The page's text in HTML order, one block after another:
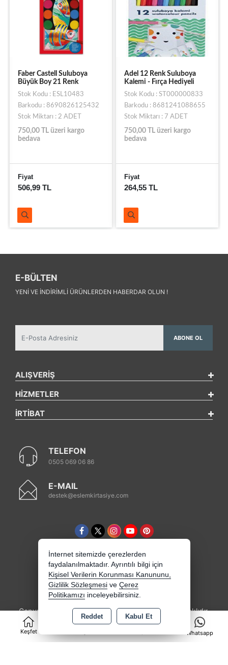
Keşfet
0
Whatsapp
Faber Castell Suluboya
Büyük Boy 21 Renk
Stok Kodu : ESL10483
Barkodu : 8690826125432
Stok Miktarı : 2 ADET
750,00 TL üzeri kargo
bedava
Fiyat
506,99 TL
Adel 12 Renk Suluboya
Kalemi - Fırça Hediyeli
Stok Kodu : ST000000833
Barkodu : 8681241088655
Stok Miktarı : 7 ADET
750,00 TL üzeri kargo
bedava
Fiyat
264,55 TL
E-BÜLTEN
YENI VE INDIRIMLI ÜRÜNLERDEN HABERDAR OLUN !
ABONE OL
ALIŞVERİŞ
HİZMETLER
İRTİBAT
TELEFON
0505 069 06 86
E-MAIL
destek@eslemkirtasiye.com
Copyright 2026 eslemkirtasiye.com - Tüm hakları saklıdır.
Kredi kartı bilgileriniz 256bit SSL sertifikası ile
korunmaktadır.
İnternet sitemizde çerezlerden
faydalanılmaktadır. Ayrıntılı bilgi için
Kişisel Verilerin Korunması Kanununu,
Gizlilik Sözleşmesi ve Çerez
Politikamızı inceleyebilirsiniz.
Reddet Kabul Et